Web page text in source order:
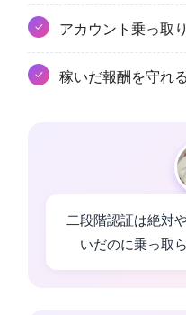
アカウント乗っ取
稼いだ報酬を守れる
二段階認証は絶対
いだのに乗っ取